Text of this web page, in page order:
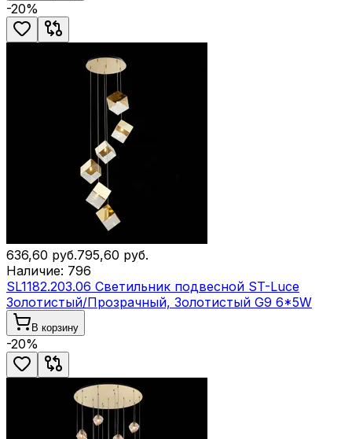
-20%
636,60 руб.795,60 руб.
Наличие: 796
SL1182.203.06 Светильник подвесной ST-Luce
Золотистый/Прозрачный, Золотистый G9 6*5W
В корзину
-20%